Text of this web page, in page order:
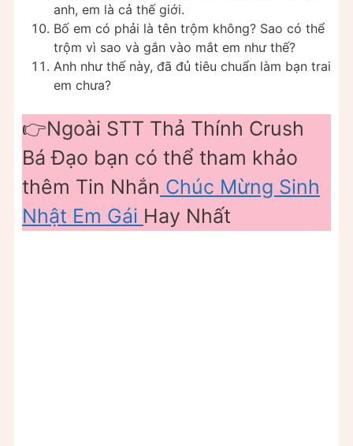
anh, em là cả thế giới.
Bố em có phải là tên trộm không? Sao có thể
trộm vì sao và gắn vào mắt em như thế?
Anh như thế này, đã đủ tiêu chuẩn làm bạn trai
em chưa?
👉Ngoài STT Thả Thính Crush
Bá Đạo bạn có thể tham khảo
thêm Tin Nhắn Chúc Mừng Sinh
Nhật Em Gái Hay Nhất